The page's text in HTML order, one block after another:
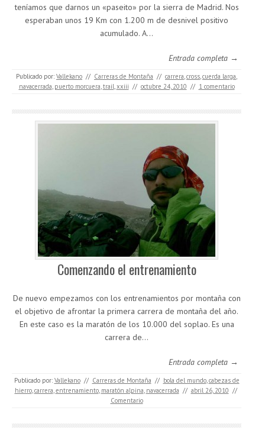
teníamos que darnos un «paseito» por la sierra de Madrid. Nos
esperaban unos 19 Km con 1.200 m de desnivel positivo
acumulado. A…
Entrada completa →
Publicado por: Vallekano // Carreras de Montaña // carrera,cross,cuerda larga,
navacerrada, puerto morcuera,trail,xxiii // octubre 24, 2010 // 1 comentario
Comenzando el entrenamiento
De nuevo empezamos con los entrenamientos por montaña con
el objetivo de afrontar la primera carrera de montaña del año.
En este caso es la maratón de los 10.000 del soplao. Es una
carrera de…
Entrada completa →
Publicado por: Vallekano // Carreras de Montaña // bola del mundo,cabezas de
hierro,carrera,entrenamiento, maratón alpina, navacerrada // abril 26, 2010 //
Comentario